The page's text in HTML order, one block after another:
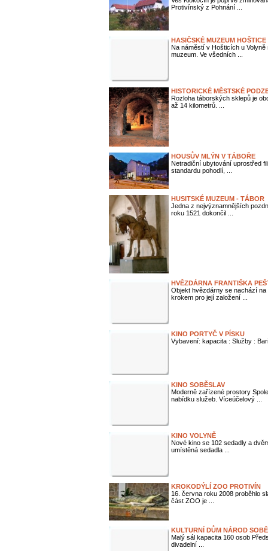
Protivínský z Pohnání ...
HASIČSKÉ MUZEUM HOŠTICE
Na náměstí v Hošticích u
muzeum. Ve všedních ...
HISTORICKÉ MĚSTSKÉ
Rozloha táborských sklepů je
až 14 kilometrů. ...
HOUSŮV MLÝN V TÁBOŘE
Netradiční ubytování uprostřed
standardu pohodlí, ...
HUSITSKÉ MUZEUM - TÁBOR
Jedna z nejvýznamnějších
roku 1521 dokončil ...
HVĚZDÁRNA FRANTIŠKA
Objekt hvězdárny se nachází
krokem pro její založení ...
KINO PORTYČ V PÍSKU
Vybavení: kapacita : Služby :
KINO SOBĚSLAV
Moderně zařízené prostory
nabídku služeb. Víceúčelový ...
KINO VOLYNĚ
Nové kino se 102 sedadly a
umístěná sedadla ...
KROKODÝLÍ ZOO PROTIVÍN
16. června roku 2008 proběhlo
část ZOO je ...
KULTURNÍ DŮM NÁROD
Malý sál kapacita 160 osob
divadelní ...